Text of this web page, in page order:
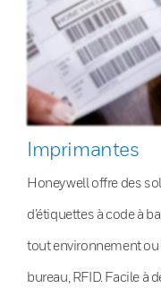
Imprimantes
Honeywell offre des
d’étiquettes à code à
tout environnement
bureau, RFID. Facile à